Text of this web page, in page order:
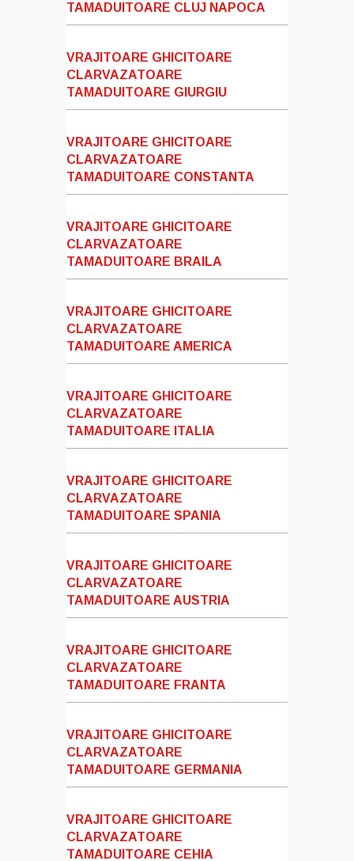
TAMADUITOARE CLUJ NAPOCA
VRAJITOARE GHICITOARE
CLARVAZATOARE
TAMADUITOARE GIURGIU
VRAJITOARE GHICITOARE
CLARVAZATOARE
TAMADUITOARE CONSTANTA
VRAJITOARE GHICITOARE
CLARVAZATOARE
TAMADUITOARE BRAILA
VRAJITOARE GHICITOARE
CLARVAZATOARE
TAMADUITOARE AMERICA
VRAJITOARE GHICITOARE
CLARVAZATOARE
TAMADUITOARE ITALIA
VRAJITOARE GHICITOARE
CLARVAZATOARE
TAMADUITOARE SPANIA
VRAJITOARE GHICITOARE
CLARVAZATOARE
TAMADUITOARE AUSTRIA
VRAJITOARE GHICITOARE
CLARVAZATOARE
TAMADUITOARE FRANTA
VRAJITOARE GHICITOARE
CLARVAZATOARE
TAMADUITOARE GERMANIA
VRAJITOARE GHICITOARE
CLARVAZATOARE
TAMADUITOARE CEHIA